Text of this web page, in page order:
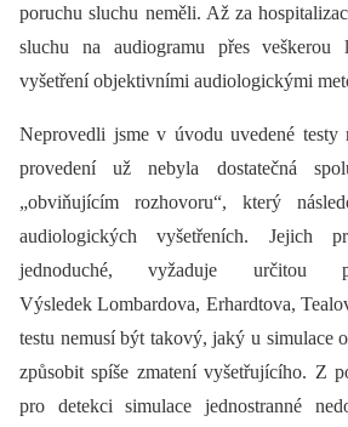
poruchu sluchu neměli. Až za
sluchu na audiogramu přes veškerou
vyšetření objektivními audiologickými
Neprovedli jsme v úvodu uvedené testy
provedení už nebyla dostatečná
„obviňujícím rozhovoru“, který
audiologických vyšetřeních. Jejich
jednoduché, vyžaduje
Výsledek Lombardova, Erhardtova,
testu nemusí být takový, jaký u simulace
způsobit spíše zmatení vyšetřujícího. Z
pro detekci simulace jednostranné